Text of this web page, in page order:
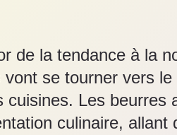
de la tendance à la
vont se tourner vers
cuisines. Les beurres
culinaire,